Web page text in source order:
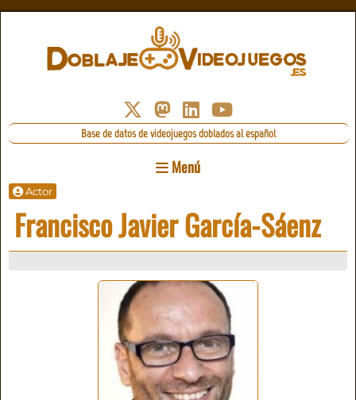
Base de datos de videojuegos doblados al español
Menú
Actor
Francisco Javier García-Sáenz